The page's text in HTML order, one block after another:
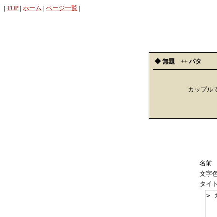
| TOP | ホーム | ページ一覧 |
◆ 無題 ++ パタ
カップル
名前
文字
タイ